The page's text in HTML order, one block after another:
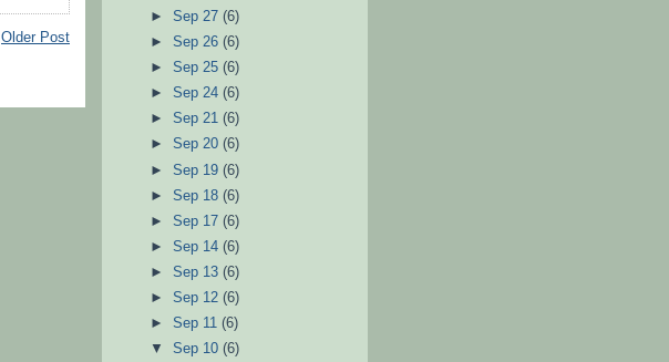
Older Post
►Sep 27(6)
►Sep 26(6)
►Sep 25(6)
►Sep 24(6)
►Sep 21(6)
►Sep 20(6)
►Sep 19(6)
►Sep 18(6)
►Sep 17(6)
►Sep 14(6)
►Sep 13(6)
►Sep 12(6)
►Sep 11(6)
▼Sep 10(6)